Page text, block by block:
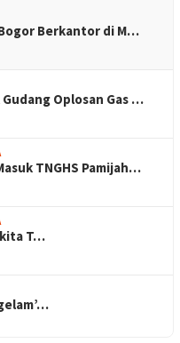
Berkantor di M…
Oplosan Gas …
TNGHS Pamijah…
T…